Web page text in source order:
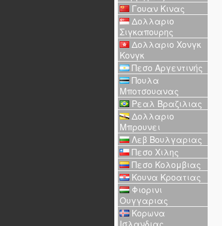
Γουαν Κινας
Δολλαριο
Σιγκαπουρης
Δολλαριο Χονγκ
Κονγκ
Πεσο Αργεντινής
Πουλα
Μποτσουανας
Ρεαλ Βραζιλιας
Δολλαριο
Μπρουνει
Λεβ Βουλγαριας
Πεσο Χιλης
Πεσο Κολομβιας
Κουνα Κροατιας
Φιορινι
Ουγγαριας
Κορωνα
Ισλανδιας